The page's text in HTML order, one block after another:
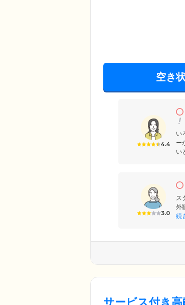
空き
4.4
い
ー
い
3.0
ス
外
続
サービス付き